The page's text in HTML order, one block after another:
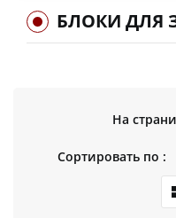
БЛОКИ ДЛЯ
На
Сортировать по :